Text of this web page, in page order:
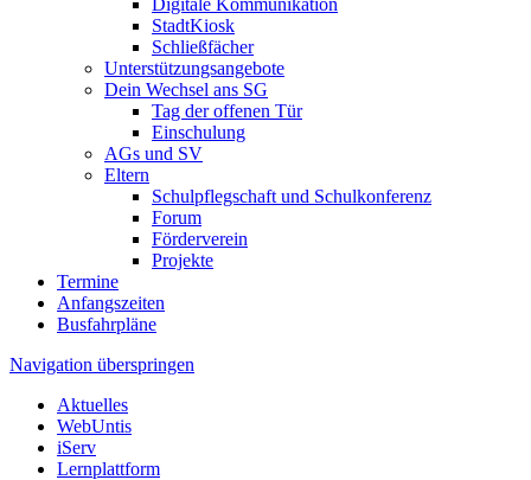
Digitale Kommunikation
StadtKiosk
Schließfächer
Unterstützungsangebote
Dein Wechsel ans SG
Tag der offenen Tür
Einschulung
AGs und SV
Eltern
Schulpflegschaft und Schulkonferenz
Forum
Förderverein
Projekte
Termine
Anfangszeiten
Busfahrpläne
Navigation überspringen
Aktuelles
WebUntis
iServ
Lernplattform